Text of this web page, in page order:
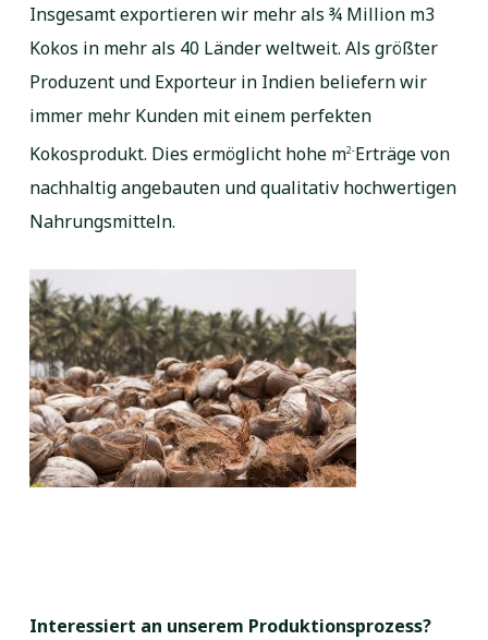
Insgesamt exportieren wir mehr als ¾ Million m3
Kokos in mehr als 40 Länder weltweit. Als größter
Produzent und Exporteur in Indien beliefern wir
immer mehr Kunden mit einem perfekten
Kokosprodukt. Dies ermöglicht hohe m2-Erträge von
nachhaltig angebauten und qualitativ hochwertigen
Nahrungsmitteln.
Interessiert an unserem Produktionsprozess?